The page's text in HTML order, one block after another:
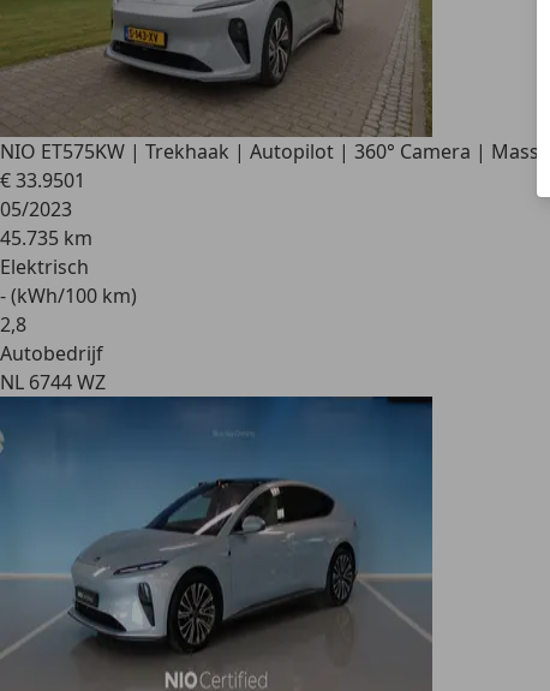
NIO ET575KW | Trekhaak | Autopilot | 360° Camera | Massag
€ 33.9501
05/2023
45.735 km
Elektrisch
- (kWh/100 km)
2,8
Autobedrijf
NL 6744 WZ